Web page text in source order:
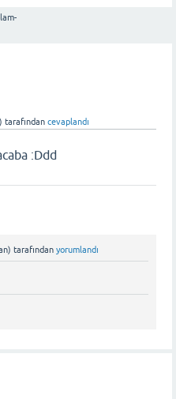
tarafından cevaplandı
:Ddd
tarafından yorumlandı